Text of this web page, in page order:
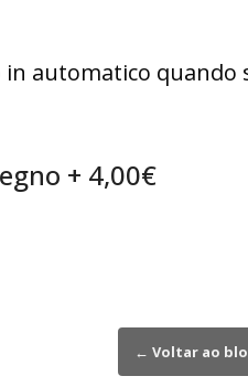
in automatico
+ 4,00€
← Voltar ao